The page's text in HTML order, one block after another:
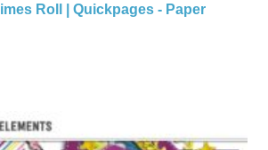
Roll | Quickpages - Paper